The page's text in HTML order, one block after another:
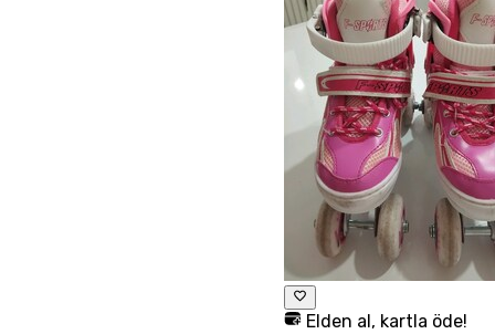
Elden al, kartla öde!